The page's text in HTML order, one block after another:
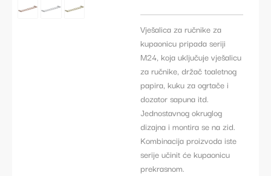
Vješalica za ručnike za
kupaonicu pripada seriji
M24, koja uključuje vješalicu
za ručnike, držač toaletnog
papira, kuku za ogrtače i
dozator sapuna itd.
Jednostavnog okruglog
dizajna i montira se na zid.
Kombinacija proizvoda iste
serije učinit će kupaonicu
prekrasnom.